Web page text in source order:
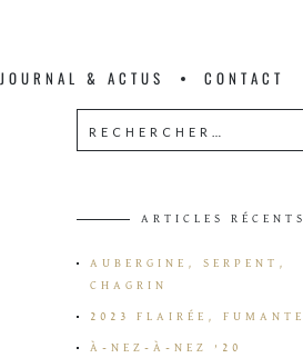
JOURNAL & ACTUS CONTACT
ARTICLES RÉCENTS
AUBERGINE, SERPENT,
CHAGRIN
2023 FLAIRÉE, FUMANTE
À-NEZ-À-NEZ ’20